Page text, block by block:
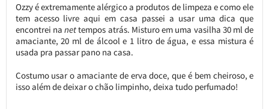
Ozzy é extremamente alérgico a produtos de limpeza e como ele
tem acesso livre aqui em casa passei a usar uma dica que
encontrei na nettempos atrás. Misturo em uma vasilha 30 ml de
amaciante, 20 ml de álcool e 1 litro de água, e essa mistura é
usada pra passar pano na casa.
Costumo usar o amaciante de erva doce, que é bem cheiroso, e
isso além de deixar o chão limpinho, deixa tudo perfumado!